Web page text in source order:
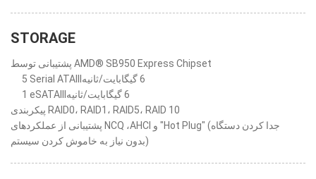
STORAGE
پشتیبانی توسط AMD® SB950 Express Chipset
پیکربندی ‎RAID0،‏ RAID1، ‏RAID5،‏ RAID 10‎
پشتیبانی از عملکردهای NCQ ،AHCI و "Hot Plug" (جدا کردن دستگاه
بدون نیاز به خاموش کردن سیستم)